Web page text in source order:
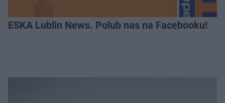
ESKA Lublin News. Polub nas na Facebooku!